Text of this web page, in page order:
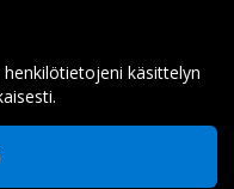
käsittelyn